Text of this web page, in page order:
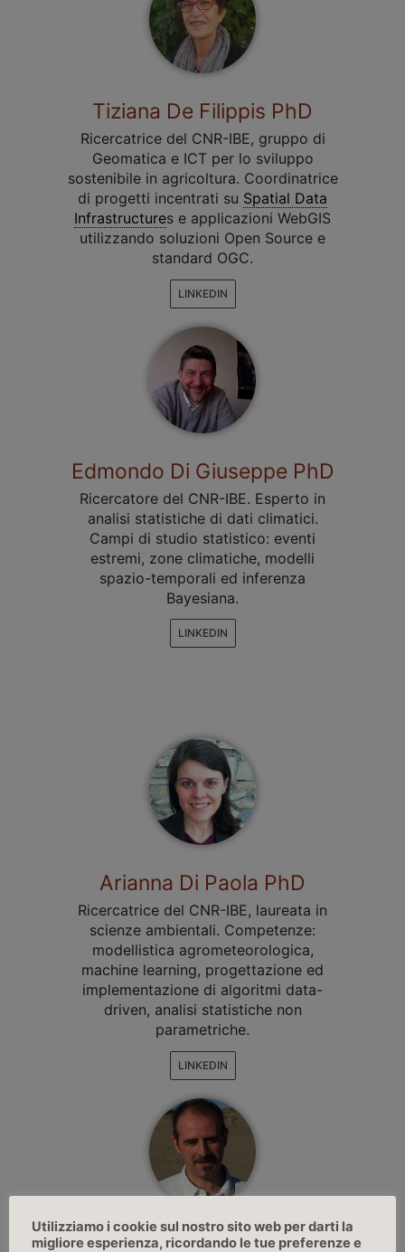
Edmondo Di Giuseppe PhD
Ricercatore del CNR-IBE. Esperto in
analisi statistiche di dati climatici.
Campi di studio statistico: eventi
estremi, zone climatiche, modelli
spazio-temporali ed inferenza
Bayesiana.
LINKEDIN
Tiziana De Filippis PhD
Ricercatrice del CNR-IBE, gruppo di
Geomatica e ICT per lo sviluppo
sostenibile in agricoltura. Coordinatrice
di progetti incentrati su Spatial Data
Infrastructures e applicazioni WebGIS
utilizzando soluzioni Open Source e
standard OGC.
LINKEDIN
Massimilian Pasqui PhD
Arianna Di Paola PhD
Ricercatrice del CNR-IBE, laureata in
scienze ambientali. Competenze:
modellistica agrometeorologica,
machine learning, progettazione ed
implementazione di algoritmi data-
driven, analisi statistiche non
parametriche.
LINKEDIN
Utilizziamo i cookie sul nostro sito web per darti la
migliore esperienza, ricordando le tue preferenze e